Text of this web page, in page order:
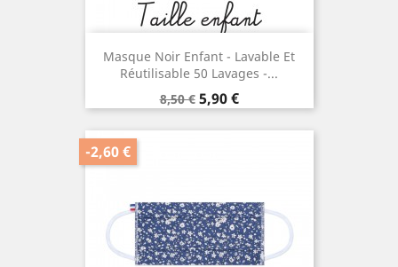
Masque Noir Enfant - Lavable Et
Réutilisable 50 Lavages -...
Prix
de
base
8,50 € Prix
5,90 €
-2,60 €